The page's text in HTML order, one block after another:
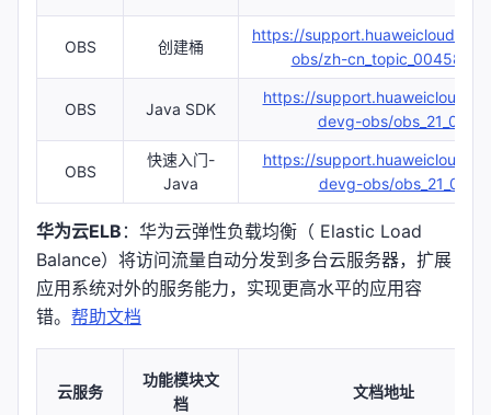
OBS 创建桶
https://
obs/zh-
OBS Java SDK
https://
devg-obs/
OBS
快速入门-
Java
https://
devg-obs/
华为云ELB ：华为云弹性负载均衡（ Elastic Load
Balance）将访问流量自动分发到多台云服务器，扩展
应用系统对外的服务能力，实现更高水平的应用容
错。 帮助文档
云服务
功能模块文
档
文档地址